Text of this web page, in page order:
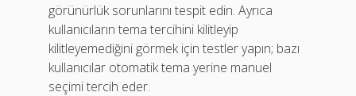
görünürlük sorunlarını tespit edin. Ayrıca
kullanıcıların tema tercihini kilitleyip
kilitleyemediğini görmek için testler yapın; bazı
kullanıcılar otomatik tema yerine manuel
seçimi tercih eder.